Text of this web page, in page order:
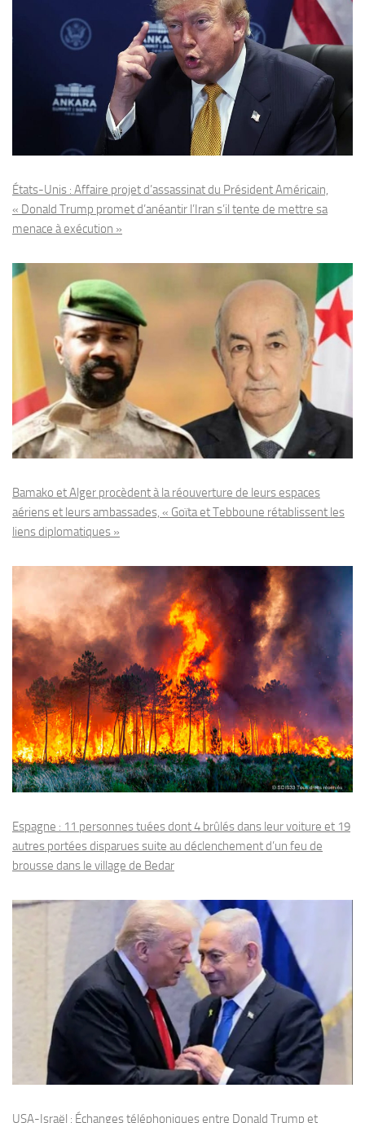
États-Unis : Affaire projet d’assassinat du Président Américain,
« Donald Trump promet d’anéantir l’Iran s’il tente de mettre sa
menace à exécution »
Bamako et Alger procèdent à la réouverture de leurs espaces
aériens et leurs ambassades, « Goïta et Tebboune rétablissent les
liens diplomatiques »
Espagne : 11 personnes tuées dont 4 brûlés dans leur voiture et 19
autres portées disparues suite au déclenchement d’un feu de
brousse dans le village de Bedar
USA-Israël : Échanges téléphoniques entre Donald Trump et